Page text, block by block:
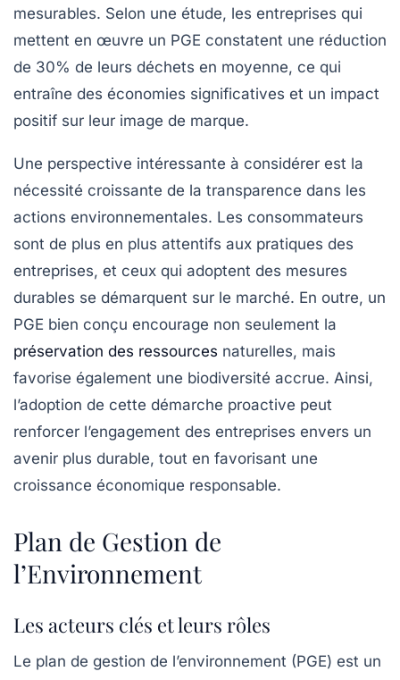
mesurables. Selon une étude, les entreprises qui
mettent en œuvre un PGE constatent une réduction
de 30% de leurs déchets en moyenne, ce qui
entraîne des économies significatives et un impact
positif sur leur image de marque.
Une perspective intéressante à considérer est la
nécessité croissante de la transparence dans les
actions environnementales. Les consommateurs
sont de plus en plus attentifs aux pratiques des
entreprises, et ceux qui adoptent des mesures
durables se démarquent sur le marché. En outre, un
PGE bien conçu encourage non seulement la
préservation des ressources naturelles, mais
favorise également une biodiversité accrue. Ainsi,
l’adoption de cette démarche proactive peut
renforcer l’engagement des entreprises envers un
avenir plus durable, tout en favorisant une
croissance économique responsable.
Plan de Gestion de
l’Environnement
Les acteurs clés et leurs rôles
Le plan de gestion de l’environnement (PGE) est un